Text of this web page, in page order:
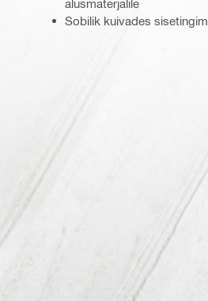
alusmaterjalile
Sobilik kuivades